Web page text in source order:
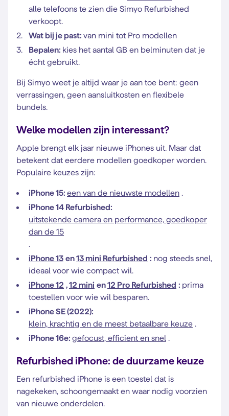
alle telefoons te zien die Simyo Refurbished
verkoopt.
Wat bij je past: van mini tot Pro modellen
Bepalen: kies het aantal GB en belminuten dat je
écht gebruikt.
Bij Simyo weet je altijd waar je aan toe bent: geen
verrassingen, geen aansluitkosten en flexibele
bundels.
Welke modellen zijn interessant?
Apple brengt elk jaar nieuwe iPhones uit. Maar dat
betekent dat eerdere modellen goedkoper worden.
Populaire keuzes zijn:
iPhone 15: een van de nieuwste modellen .
iPhone 14 Refurbished:
uitstekende camera en performance, goedkoper
dan de 15
.
iPhone 13 en13 mini Refurbished : nog steeds snel,
ideaal voor wie compact wil.
iPhone 12 ,12 mini en12 Pro Refurbished : prima
toestellen voor wie wil besparen.
iPhone SE (2022):
klein, krachtig en de meest betaalbare keuze .
iPhone 16e: gefocust, efficient en snel .
Refurbished iPhone: de duurzame keuze
Een refurbished iPhone is een toestel dat is
nagekeken, schoongemaakt en waar nodig voorzien
van nieuwe onderdelen.